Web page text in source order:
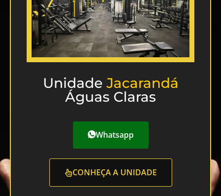
Unidade Jacarandá
Águas Claras
Whatsapp
CONHEÇA A UNIDADE